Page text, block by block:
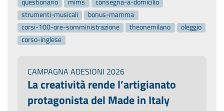
questionario mims
consegna-a-domicilio
strumenti-musicali
bonus-mamma
corsi-100-ore-somministrazione
theonemilano
oleggio
corso-inglese
CAMPAGNA ADESIONI 2026
La creatività rende l’artigianato
protagonista del Made in Italy